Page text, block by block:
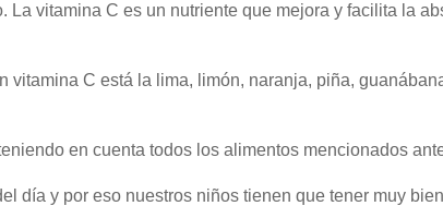
vitamina C es un nutriente que mejora y facilita la
vitamina C está la lima, limón, naranja, piña,
en cuenta todos los alimentos mencionados
día y por eso nuestros niños tienen que tener muy